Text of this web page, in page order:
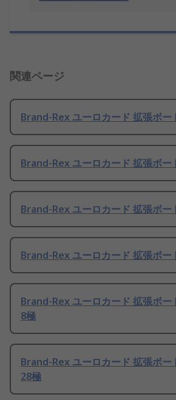
関連ページ
Brand-Rex ユーロカード 拡張ボー
Brand-Rex ユーロカード 拡張ボー
Brand-Rex ユーロカード 拡張ボー
Brand-Rex ユーロカード 拡張ボー
Brand-Rex ユーロカード 拡張ボー
8極
Brand-Rex ユーロカード 拡張ボー
28極